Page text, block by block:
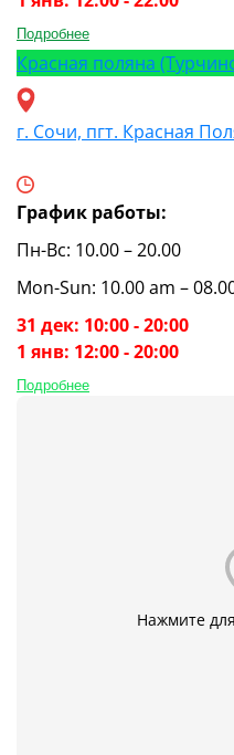
Подробнее
Красная поляна
г. Сочи, пгт. Красная
График работы:
Пн-Вс: 10.00 – 20.00
Mon-Sun: 10.00 am –
31 дек: 10:00 - 20:00
1 янв: 12:00 - 20:00
Подробнее
Нажмите